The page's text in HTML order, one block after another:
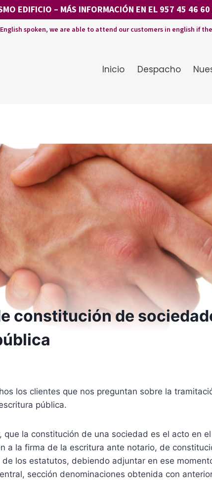
EDIFICIO – MÁS INFORMACIÓN EN EL 957 45 46 60
English spoken, we are able to attend our customers in english if
Inicio Despacho
constitución de
los clientes que nos preguntan sobre la
pública.
que la constitución de una sociedad es el acto en
a la firma de la escritura ante notario, de
de los estatutos, debiendo adjuntar en ese
sección denominaciones obtenida con